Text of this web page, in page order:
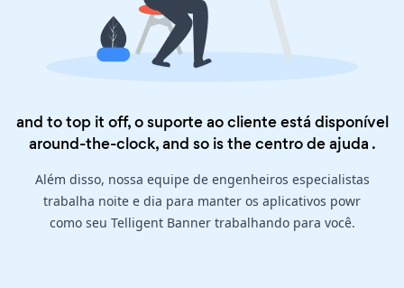
and to top it off, o suporte ao cliente está disponível
around-the-clock, and so is thecentro de ajuda .
Além disso, nossa equipe de engenheiros especialistas
trabalha noite e dia para manter os aplicativos powr
como seu Telligent Banner trabalhando para você.